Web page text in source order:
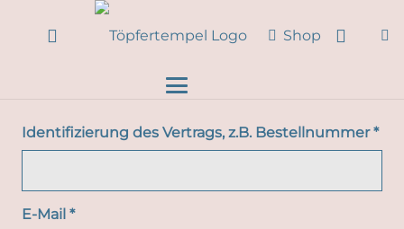
Shop
Identifizierung des Vertrags, z.B. Bestellnummer*
E-Mail *